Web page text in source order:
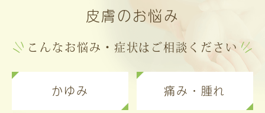
皮膚のお悩み
こんなお悩み・症状はご相談ください
かゆみ 痛み・腫れ